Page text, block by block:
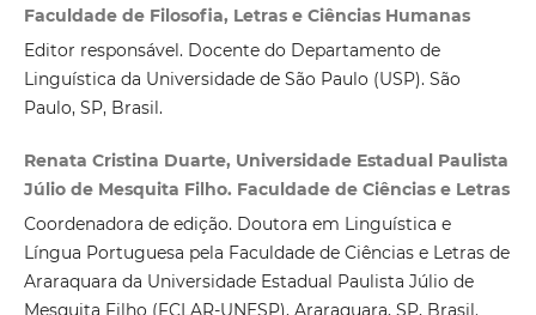
Faculdade de Filosofia, Letras e Ciências Humanas
Editor responsável. Docente do Departamento de
Linguística da Universidade de São Paulo (USP). São
Paulo, SP, Brasil.
Renata Cristina Duarte, Universidade Estadual Paulista
Júlio de Mesquita Filho. Faculdade de Ciências e Letras
Coordenadora de edição. Doutora em Linguística e
Língua Portuguesa pela Faculdade de Ciências e Letras de
Araraquara da Universidade Estadual Paulista Júlio de
Mesquita Filho (FCLAR-UNESP), Araraquara, SP, Brasil.